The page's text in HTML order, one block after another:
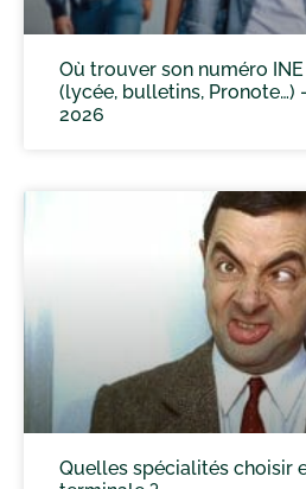
Où trouver son numéro
(lycée, bulletins,
2026
Quelles spécialités choisir